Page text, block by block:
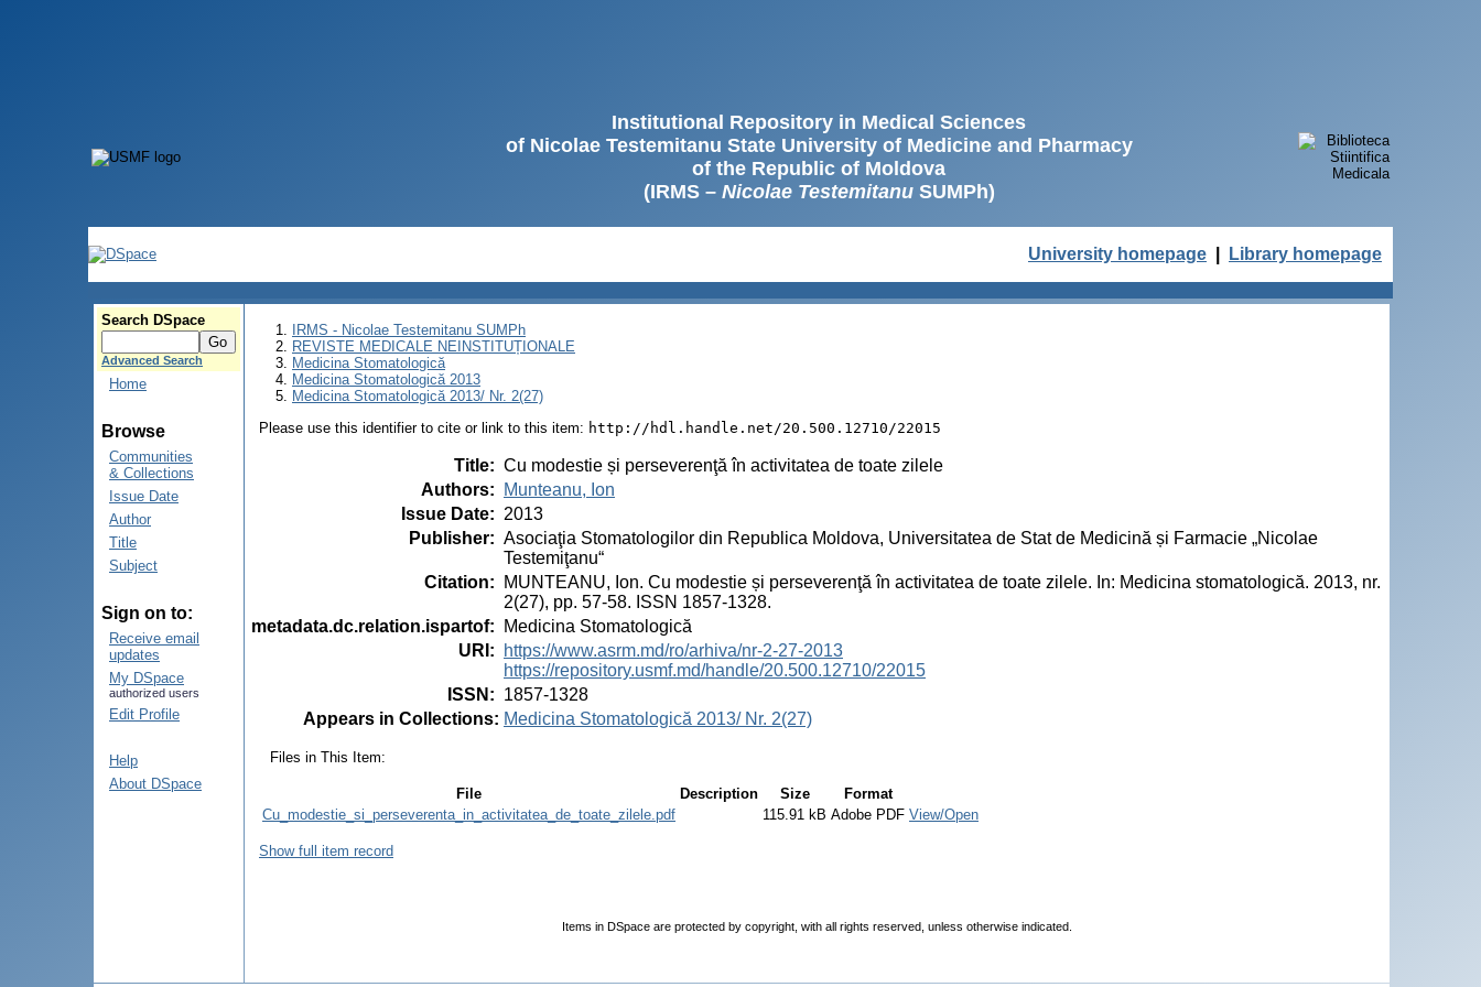
Institutional Repository in Medical Sciences
of Nicolae Testemitanu State University of Medicine and Pharmacy
of the Republic of Moldova
(IRMS – Nicolae TestemitanuSUMPh)
University homepage Library homepage
Search DSpace
Advanced Search
Home
Browse
Communities
& Collections
Issue Date
Author
Title
Subject
Sign on to:
Receive email
updates
My DSpace
authorized users
Edit Profile
Help
About DSpace
IRMS - Nicolae Testemitanu SUMPh
REVISTE MEDICALE NEINSTITUȚIONALE
Medicina Stomatologică
Medicina Stomatologică 2013
Medicina Stomatologică 2013/ Nr. 2(27)
Please use this identifier to cite or link to this item: http://hdl.handle.net/20.500.12710/22015
Title: Cu modestie și perseverenţă în activitatea de toate zilele
Authors:
Munteanu, Ion
Issue Date: 2013
Publisher: Asociaţia Stomatologilor din Republica Moldova, Universitatea de Stat de Medicină și Farmacie „Nicolae
Testemiţanu“
Citation:
MUNTEANU, Ion. Cu modestie și perseverenţă în activitatea de toate zilele. In: Medicina stomatologică. 2013, nr.
2(27), pp. 57-58. ISSN 1857-1328.
metadata.dc.relation.ispartof:
Medicina Stomatologică
URI :
https://www.asrm.md/ro/arhiva/nr-2-27-2013
https://repository.usmf.md/handle/20.500.12710/22015
ISSN : 1857-1328
Appears in Collections: Medicina Stomatologică 2013/ Nr. 2(27)
Files in This Item:
File Description Size
Format
Cu_modestie_si_perseverenta_in_activitatea_de_toate_zilele.pdf
115.91 kB Adobe PDF View/Open
Show full item record
Items in DSpace are protected by copyright, with all rights reserved, unless otherwise indicated.